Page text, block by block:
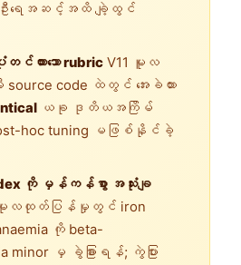
းရေအဆင့်အထိ ချဲ့ထွင်
ထားသော rubric V11 မူလ
code ထဲတွင် အေးခဲထား
ယခု ဒုတိယအကြိမ်
hoc tuning မဖြစ်နိုင်ခဲ့
ကို မှန်ကန်စွာ အသုံးချ
မူလထုတ်ပြန်မှုတွင် iron
ကို beta-
minor မှ ခွဲခြားရန်; ကွဲပြား